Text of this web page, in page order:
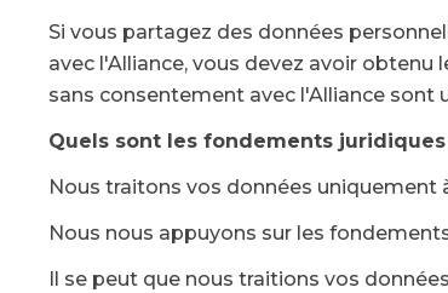
Si vous partagez des données
avec l'Alliance, vous devez avoir
sans consentement avec l'Alliance
Quels sont les fondements
Nous traitons vos données uniquement
Nous nous appuyons sur les
Il se peut que nous traitions vos